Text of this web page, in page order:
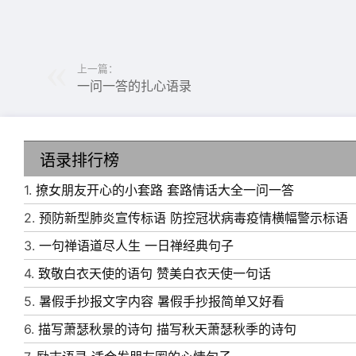
6、爱你，让我宁愿一辈子住在谎言里。
7、找不到理想的另一半很正常啊，你也没能成
8、道法自然，天人合一，道法自然，人生道酒!
9、只闻花香，不谈悲喜，喝茶种花，不争朝夕。
上一篇：
一问一答的扎心语录
语录排行榜
1. 撩女朋友开心的小套路 套路情话大全一问一答
2. 预防新型肺炎宣传标语 防控冠状病毒疫情横幅警示标语
3. 一句禅语道尽人生 一日禅经典句子
4. 致敬白衣天使的语句 赞美白衣天使一句话
5. 暑假手抄报文字内容 暑假手抄报简单又好看
6. 描写萧瑟秋景的诗句 描写秋天萧瑟秋季的诗句